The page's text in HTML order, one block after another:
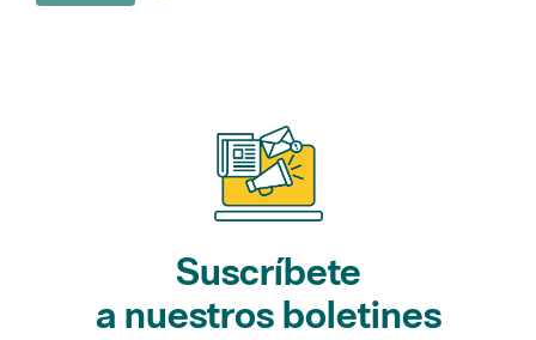
Suscríbete
a nuestros boletines